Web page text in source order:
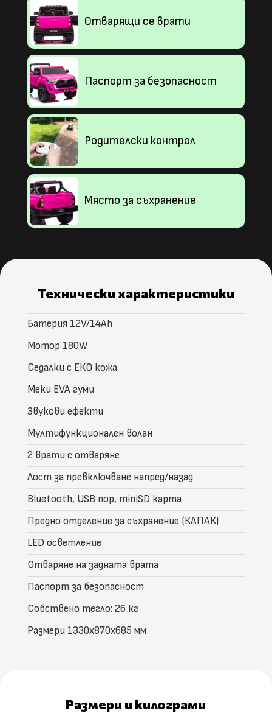
Отварящи се врати
Паспорт за безопасност
Родителски контрол
Място за съхранение
Технически характеристики
Батерия 12V/14Ah
Мотор 180W
Седалки с ЕКО кожа
Меки EVA гуми
Звукови ефекти
Мултифункционален волан
2 врати с отваряне
Лост за превключване напред/назад
Bluetooth, USB пор, miniSD карта
Предно отделение за съхранение (КАПАК)
LED осветление
Отваряне на задната врата
Паспорт за безопасност
Собствено тегло: 26 кг
Размери 1330x870x685 мм
Размери и килограми